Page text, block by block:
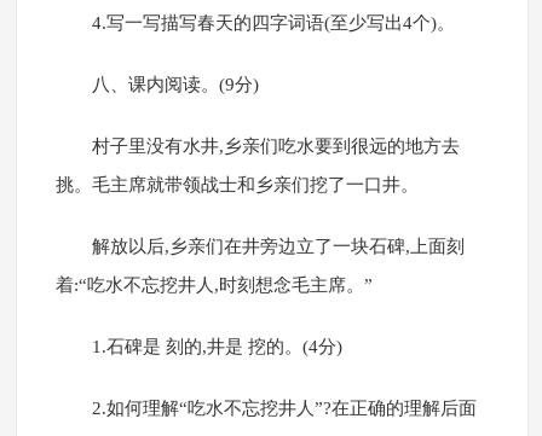
4.写一写描写春天的四字词语(至少写出4个)。
八、课内阅读。(9分)
村子里没有水井,乡亲们吃水要到很远的地方去
挑。毛主席就带领战士和乡亲们挖了一口井。
解放以后,乡亲们在井旁边立了一块石碑,上面刻
着:“吃水不忘挖井人,时刻想念毛主席。”
1.石碑是 刻的,井是 挖的。(4分)
2.如何理解“吃水不忘挖井人”?在正确的理解后面